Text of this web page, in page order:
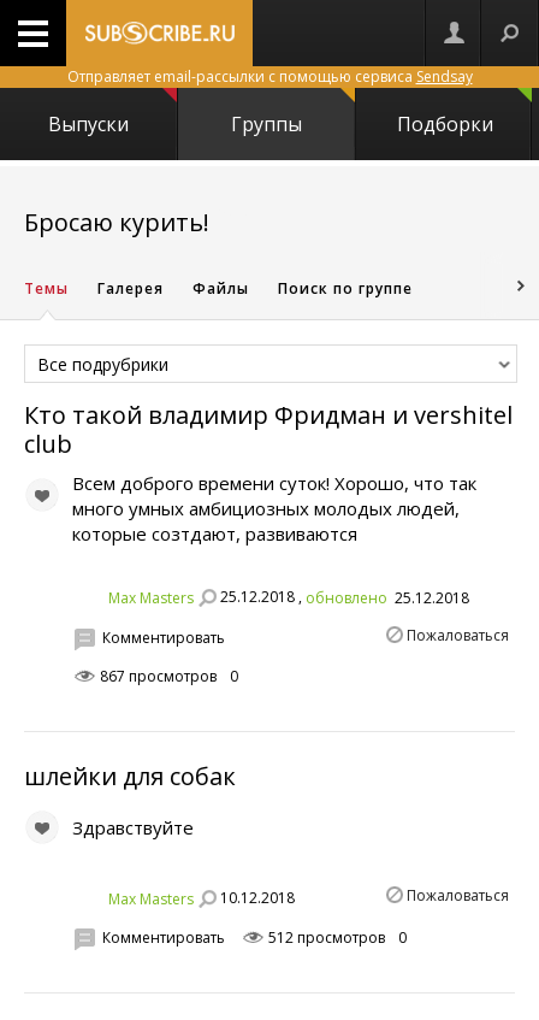
Отправляет email-рассылки с помощью сервиса Sendsay
Выпуски Группы Подборки
Бросаю курить!
Темы Галерея Файлы Поиск по группе
Все подрубрики
Кто такой владимир Фридман и vershitel
club
Всем доброго времени суток! Хорошо, что так
много умных амбициозных молодых людей,
которые созтдают, развиваются
Max Masters 25.12.2018 , обновлено 25.12.2018
Пожаловаться
Комментировать
867 просмотров
0
шлейки для собак
Здравствуйте
Max Masters 10.12.2018 Пожаловаться
Комментировать 512 просмотров 0